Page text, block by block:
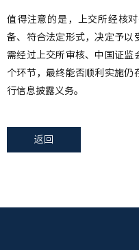
值得注意的是，上交所经核
备、符合法定形式，决定予以
需经过上交所审核、中国证监
个环节，最终能否顺利实施仍
行信息披露义务。
返回